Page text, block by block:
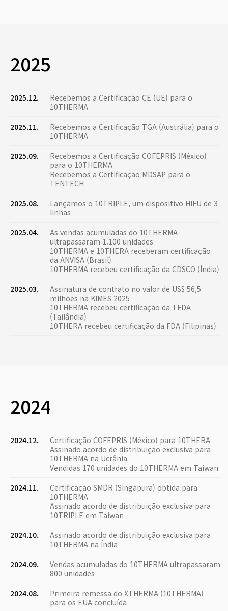
2025
2025.12.
Recebemos a Certificação CE (UE) para o
10THERMA
2025.11.
Recebemos a Certificação TGA (Austrália) para o
10THERMA
2025.09.
Recebemos a Certificação COFEPRIS (México)
para o 10THERMA
Recebemos a Certificação MDSAP para o
TENTECH
2025.08.
Lançamos o 10TRIPLE, um dispositivo HIFU de 3
linhas
2025.04.
As vendas acumuladas do 10THERMA
ultrapassaram 1.100 unidades
10THERMA e 10THERA receberam certificação
da ANVISA (Brasil)
10THERMA recebeu certificação da CDSCO (Índia)
2025.03.
Assinatura de contrato no valor de US$ 56,5
milhões na KIMES 2025
10THERMA recebeu certificação da TFDA
(Tailândia)
10THERA recebeu certificação da FDA (Filipinas)
2024
2024.12.
Certificação COFEPRIS (México) para 10THERA
Assinado acordo de distribuição exclusiva para
10THERMA na Ucrânia
Vendidas 170 unidades do 10THERMA em Taiwan
2024.11.
Certificação SMDR (Singapura) obtida para
10THERMA
Assinado acordo de distribuição exclusiva para
10TRIPLE em Taiwan
2024.10.
Assinado acordo de distribuição exclusiva para
10THERMA na Índia
2024.09.
Vendas acumuladas do 10THERMA ultrapassaram
800 unidades
2024.08.
Primeira remessa do XTHERMA (10THERMA)
para os EUA concluída